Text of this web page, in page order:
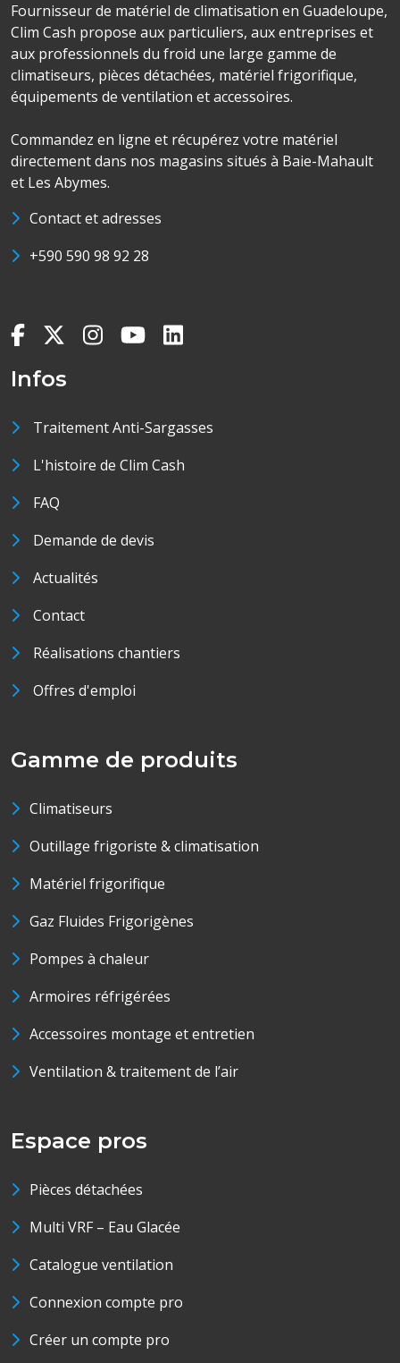
Fournisseur de matériel de climatisation en Guadeloupe,
Clim Cash propose aux particuliers, aux entreprises et
aux professionnels du froid une large gamme de
climatiseurs, pièces détachées, matériel frigorifique,
équipements de ventilation et accessoires.
Commandez en ligne et récupérez votre matériel
directement dans nos magasins situés à Baie-Mahault
et Les Abymes.
Contact et adresses
+590 590 98 92 28
Infos
Traitement Anti-Sargasses
L'histoire de Clim Cash
FAQ
Demande de devis
Actualités
Contact
Réalisations chantiers
Offres d'emploi
Gamme de produits
Climatiseurs
Outillage frigoriste & climatisation
Matériel frigorifique
Gaz Fluides Frigorigènes
Pompes à chaleur
Armoires réfrigérées
Accessoires montage et entretien
Ventilation & traitement de l’air
Espace pros
Pièces détachées
Multi VRF – Eau Glacée
Catalogue ventilation
Connexion compte pro
Créer un compte pro